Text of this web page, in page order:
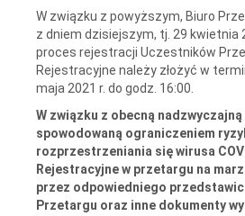
W związku z powyższym, Biuro
z dniem dzisiejszym, tj. 29 kwietnia
proces rejestracji Uczestników
Rejestracyjne należy złożyć w
maja 2021 r. do godz. 16:00.
W związku z obecną
spowodowaną ograniczeniem
rozprzestrzeniania się wirusa
Rejestracyjne w przetargu na
przez odpowiedniego
Przetargu oraz inne dokumenty